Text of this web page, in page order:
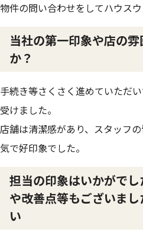
物件の問い合わせをしてハウス
当社の第一印象や店の
か？
手続き等さくさく進めていただ
受けました。
店舗は清潔感があり、スタッフ
気で好印象でした。
担当の印象はいかがで
や改善点等もございま
い